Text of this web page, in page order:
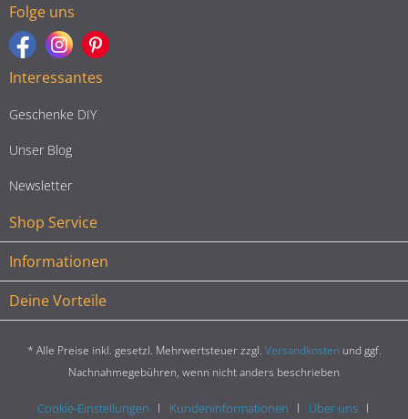
Folge uns
Interessantes
Geschenke DIY
Unser Blog
Newsletter
Shop Service
Informationen
Deine Vorteile
* Alle Preise inkl. gesetzl. Mehrwertsteuer zzgl. Versandkosten und ggf.
Nachnahmegebühren, wenn nicht anders beschrieben
Cookie-Einstellungen Kundeninformationen Über uns